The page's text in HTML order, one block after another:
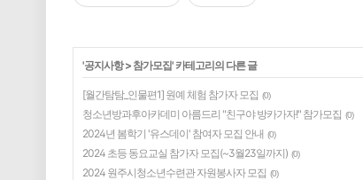
'공지사항> 참가모집' 카테고리의 다른 글
[월간탐탐_인물편1] 원예 체험 참가자 모집 (0)
청소년방과후아카데미 아름드리 "친구야 방카가자!" 참가모집 (0)
2024년 봄학기 '유스데이' 참여자 모집 안내 (0)
2024 초등 동요교실 참가자 모집(~3월23일까지) (0)
2024 원주시청소년수련관 자원봉사자 모집 (0)